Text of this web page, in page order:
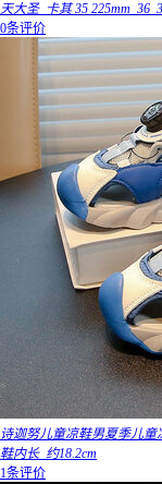
天大圣_卡其 35
0条评价
诗迦努儿童凉鞋男夏季儿童
鞋内长_约18.2cm
1条评价